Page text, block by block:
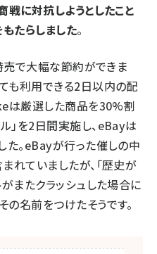
に対抗しようとしたこと
たらしました。
売で大幅な節約ができま
も利用できる2日以内の配
は厳選した商品を30%割
」を2日間実施し、eBayは
。eBayが行った催しの中
まれていましたが、「歴史が
またクラッシュした場合に
の名前をつけたそうです。